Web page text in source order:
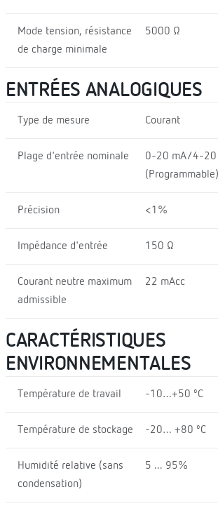
Mode tension, résistance
de charge minimale
5000 Ω
ENTRÉES ANALOGIQUES
Type de mesure Courant
Plage d'entrée nominale
0-20 mA/4-20
(Programmable)
Précision <1%
Impédance d'entrée 150 Ω
Courant neutre maximum
admissible
22 mAcc
CARACTÉRISTIQUES
ENVIRONNEMENTALES
Température de travail -10…+50 ºC
Température de stockage -20… +80 ºC
Humidité relative (sans
condensation)
5 ... 95%